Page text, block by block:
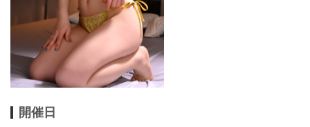
開催日